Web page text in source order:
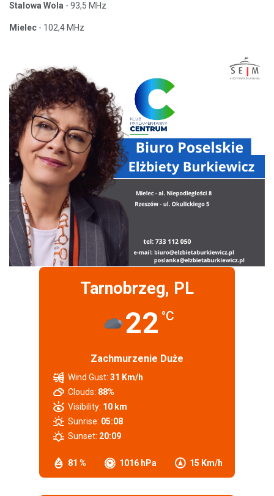
Stalowa Wola - 93,5 MHz
Mielec - 102,4 MHz
Tarnobrzeg, PL
22 °C
Zachmurzenie Duże
81 % 1016 hPa 15 Km/h
Wind Gust: 31 Km/h
Clouds: 88%
Visibility: 10 km
Sunrise: 05:08
Sunset: 20:09